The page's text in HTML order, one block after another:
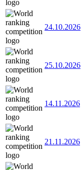
24.10.2026
25.10.2026
14.11.2026
21.11.2026